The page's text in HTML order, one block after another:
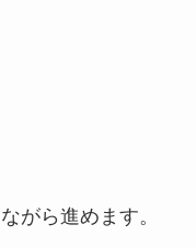
がら進めます。